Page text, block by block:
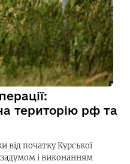
територію рф та
від початку Курської
задумом і виконанням